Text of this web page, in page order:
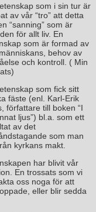
som i sin tur är
av vår “tro” att detta
“sanning” som är
för allt liv. En
som är formad av
behov av
och kontroll. ( Min
som fick sitt
fäste (enl. Karl-Erik
författare till boken “I
ljus”) bl.a. som ett
av det
som man
kyrkans makt.
har blivit vår
En trossats som vi
oss noga för att
eller blir sedda